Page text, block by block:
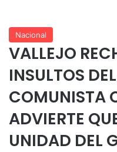
Nacional
VALLEJO
INSULTOS
COMUNISTA
ADVIERTE
UNIDAD DEL